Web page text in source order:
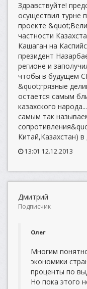
Здравствуйте!
осуществил турне
проекте
частности
Кашаган на
президент
регионе и
чтобы в будущем
&quot;грязные
остается самым
казахского
самым так
Китай,Казахстан)
13:01 12.12.2013
Дмитрий
Подписчик
Олег
Многим
экономики
проценты по
Но пока этого